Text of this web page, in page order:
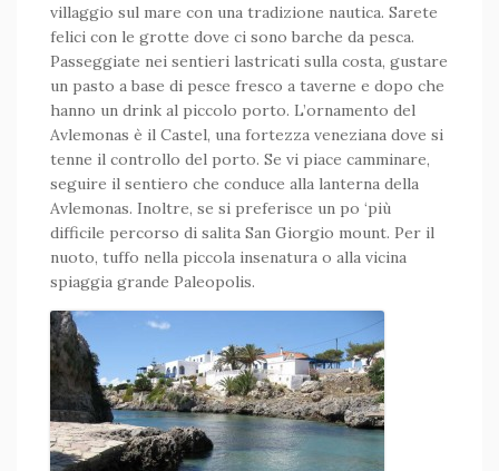
villaggio sul mare con una tradizione nautica. Sarete
felici con le grotte dove ci sono barche da pesca.
Passeggiate nei sentieri lastricati sulla costa, gustare
un pasto a base di pesce fresco a taverne e dopo che
hanno un drink al piccolo porto. L’ornamento del
Avlemonas è il Castel, una fortezza veneziana dove si
tenne il controllo del porto. Se vi piace camminare,
seguire il sentiero che conduce alla lanterna della
Avlemonas. Inoltre, se si preferisce un po ‘più
difficile percorso di salita San Giorgio mount. Per il
nuoto, tuffo nella piccola insenatura o alla vicina
spiaggia grande Paleopolis.